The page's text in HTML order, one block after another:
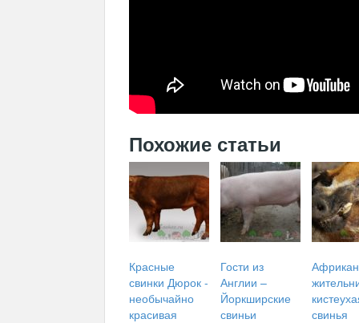
Похожие статьи
Красные
свинки Дюрок -
необычайно
красивая
Гости из
Англии –
Йоркширские
свиньи
свинья